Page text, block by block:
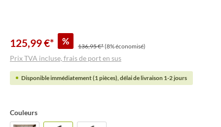
125,99 €* % 136,95 €*(8% économisé)
Prix TVA incluse, frais de port en sus
Disponible immédiatement (1 pièces), délai de livraison 1-2 jours
Couleurs